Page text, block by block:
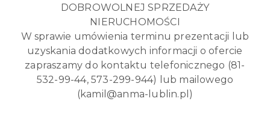
DOBROWOLNEJ SPRZEDAŻY
NIERUCHOMOŚCI
W sprawie umówienia terminu prezentacji lub
uzyskania dodatkowych informacji o ofercie
zapraszamy do kontaktu telefonicznego (81-
532-99-44, 573-299-944) lub mailowego
(kamil@anma-lublin.pl)